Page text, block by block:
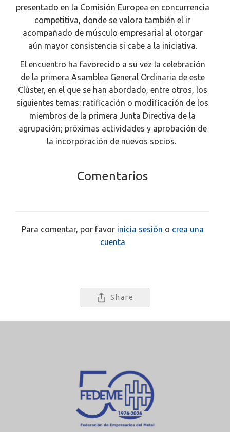
presentado en la Comisión Europea en concurrencia
competitiva, donde se valora también el ir
acompañado de músculo empresarial al otorgar
aún mayor consistencia si cabe a la iniciativa.
El encuentro ha favorecido a su vez la celebración
de la primera Asamblea General Ordinaria de este
Clúster, en el que se han abordado, entre otros, los
siguientes temas: ratificación o modificación de los
miembros de la primera Junta Directiva de la
agrupación; próximas actividades y aprobación de
la incorporación de nuevos socios.
Comentarios
Para comentar, por favor inicia sesión o crea una
cuenta
Share